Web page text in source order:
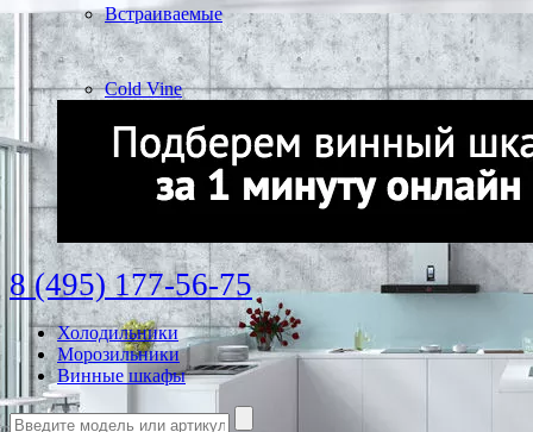
Встраиваемые
Cold Vine
8 (495) 177-56-75
Холодильники
Морозильники
Винные шкафы